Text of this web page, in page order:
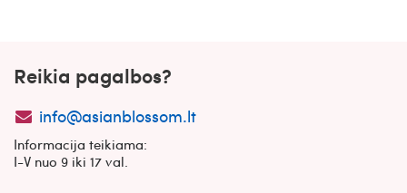
Reikia pagalbos?
info@asianblossom.lt
Informacija teikiama:
I-V nuo 9 iki 17 val.